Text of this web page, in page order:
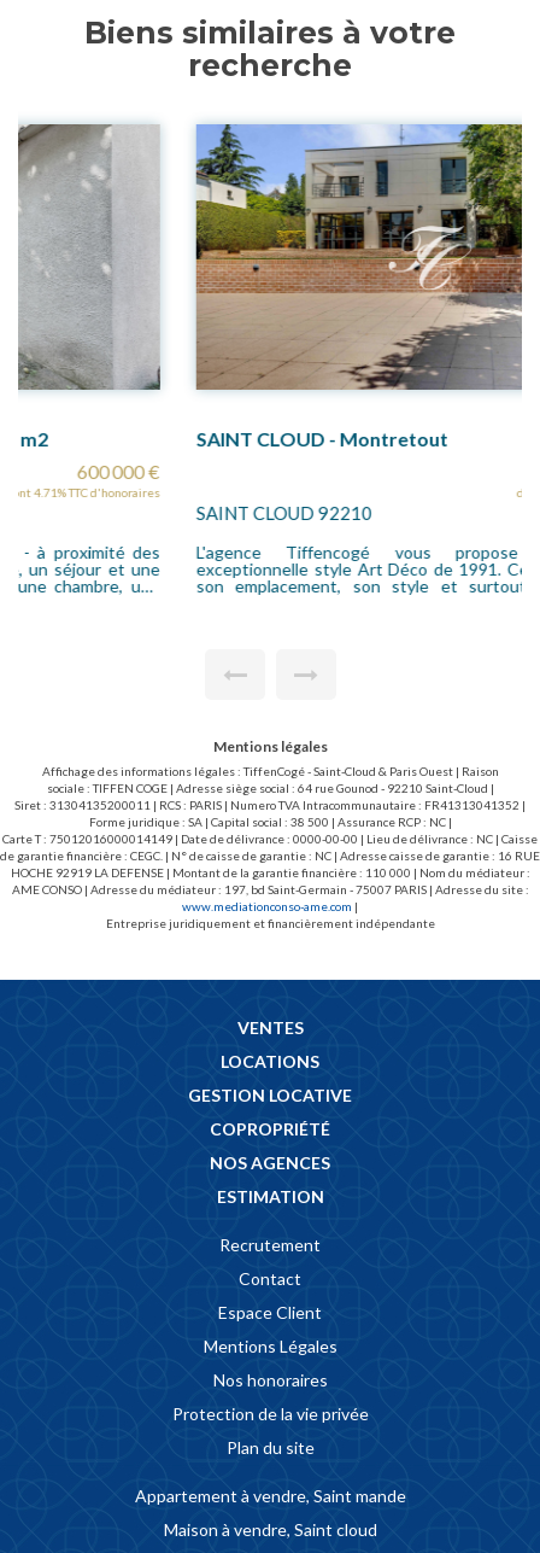
Biens similaires à votre
recherche
SAINT CLOUD - Montretout
SAINT CLOUD 92210
L'agence Tiffencogé vous propose une demeure
exceptionnelle style Art Déco de 1991. Ce bien est rare par
son emplacement, son style et surtout ses prestations
Elle est construite sur 2 niveaux et un sous sous-sol total en
d'un bureau l'ensemble ouvrant sur terrasses et jardin de plain
aménagée et équipée avec de belles prestations ouvrant
également sur une terrasse à l'abri des regards et un espace
buanderie. Au 1er étage le palier dessert 4 chambres avec
rangements, salle de bains, salle de douche et une suite
parentale avec terrasse, 2 dressings et une salle de douche
afin d'être entièrement indépendants. Le sous-sol est
aménagé avec une familyroom de 70 m² entièrement
aménagée, un économat, une cave à vin, et une chaufferie. La
villa est complètement indépendante et entourée d'un jardin
parfaitement entretenu, comme l'ensemble de la villa et un
Mentions légales
Affichage des informations légales : TiffenCogé - Saint-Cloud & Paris Ouest | Raison
sociale : TIFFEN COGE | Adresse siège social : 64 rue Gounod - 92210 Saint-Cloud |
Siret : 31304135200011 | RCS : PARIS | Numero TVA Intracommunautaire : FR41313041352 |
Forme juridique : SA | Capital social : 38 500 | Assurance RCP : NC |
Carte T : 75012016000014149 | Date de délivrance : 0000-00-00 | Lieu de délivrance : NC | Caisse
de garantie financière : CEGC. | N° de caisse de garantie : NC | Adresse caisse de garantie : 16 RUE
HOCHE 92919 LA DEFENSE | Montant de la garantie financière : 110 000 | Nom du médiateur :
AME CONSO | Adresse du médiateur : 197, bd Saint-Germain - 75007 PARIS | Adresse du site :
www.mediationconso-ame.com |
Entreprise juridiquement et financièrement indépendante
VENTES
LOCATIONS
GESTION LOCATIVE
COPROPRIÉTÉ
NOS AGENCES
ESTIMATION
Recrutement
Contact
Espace Client
Mentions Légales
Nos honoraires
Protection de la vie privée
Plan du site
Appartement à vendre, Saint mande
Maison à vendre, Saint cloud